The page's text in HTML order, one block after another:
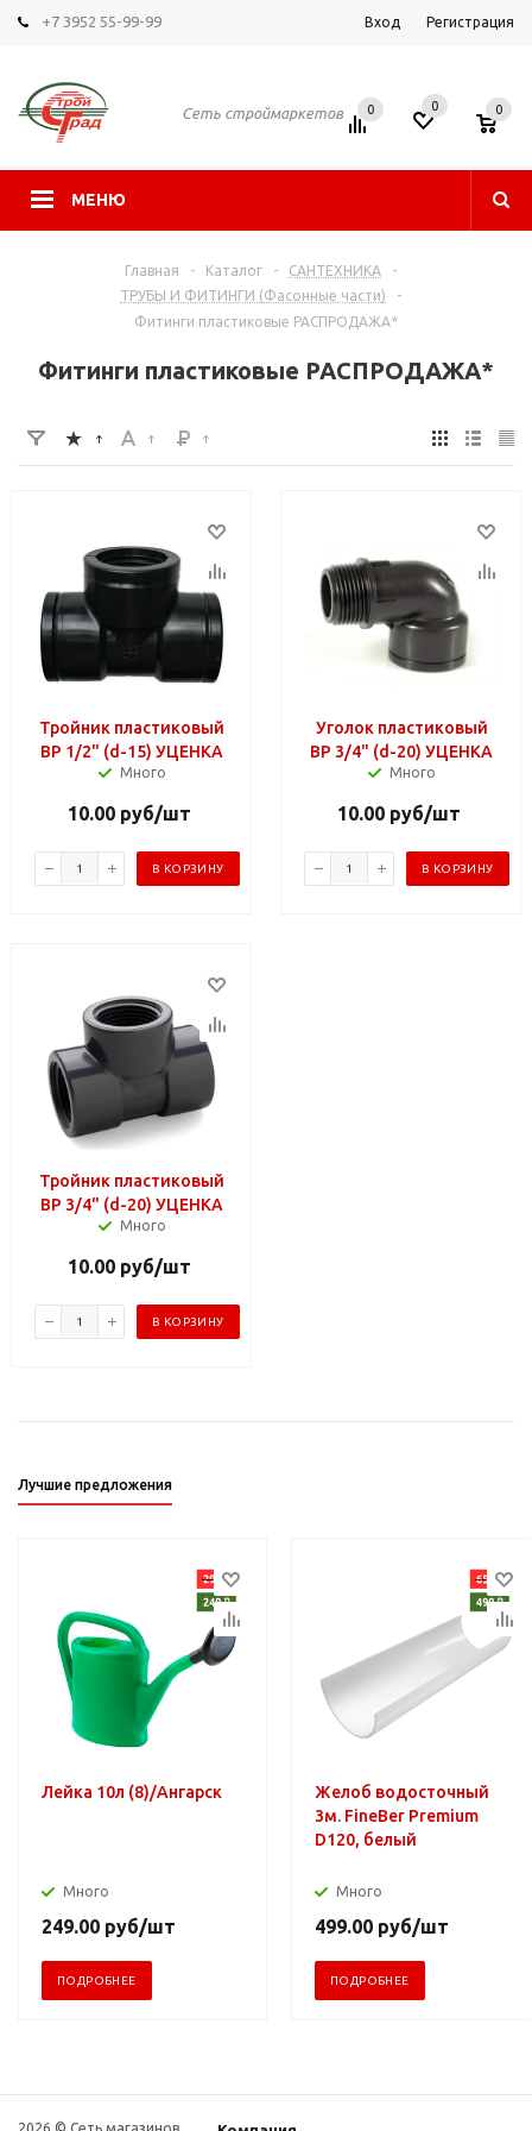
+7 3952 55-99-99 Вход Регистрация
Сеть строймаркетов
МЕНЮ
0 0 0
Главная - Каталог - САНТЕХНИКА
-
ТРУБЫ И ФИТИНГИ (Фасонные части)
-
Фитинги пластиковые РАСПРОДАЖА*
Фитинги пластиковые РАСПРОДАЖА*
Тройник пластиковый
ВР 1/2" (d-15) УЦЕНКА
Много
10.00 руб/шт
В КОРЗИНУ
Уголок пластиковый
ВР 3/4" (d-20) УЦЕНКА
Много
10.00 руб/шт
В КОРЗИНУ
Тройник пластиковый
ВР 3/4" (d-20) УЦЕНКА
Много
10.00 руб/шт
В КОРЗИНУ
Лучшие предложения
Лейка 10л (8)/Ангарск
Много
249.00 руб/шт
ПОДРОБНЕЕ
Желоб водосточный
3м. FineBer Premium
D120, белый
Много
499.00 руб/шт
ПОДРОБНЕЕ